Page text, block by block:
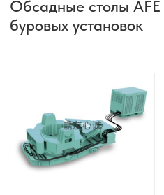
Обсадные столы AFE
буровых установок